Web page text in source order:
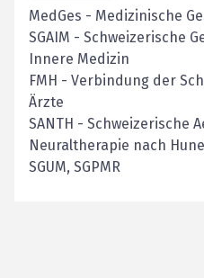
MedGes - Medizinische
SGAIM - Schweizerische
Innere Medizin
FMH - Verbindung der
Ärzte
SANTH - Schweizerische
Neuraltherapie nach
SGUM, SGPMR